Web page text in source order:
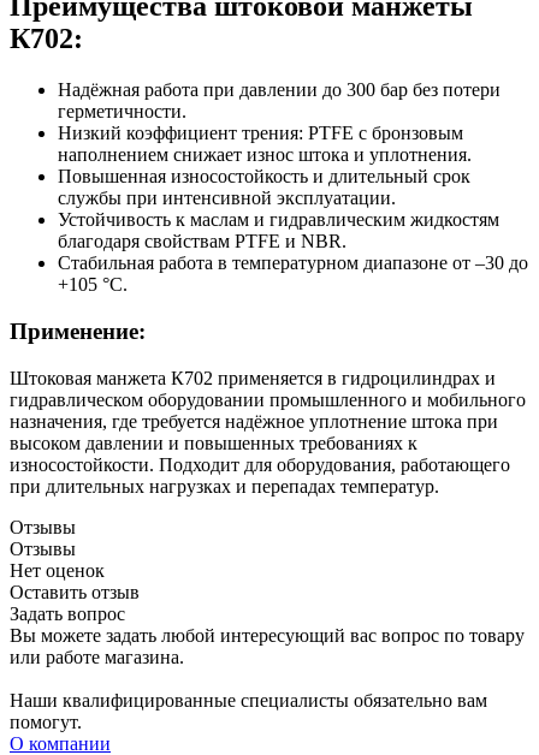
Преимущества штоковой манжеты
К702:
Надёжная работа при давлении до 300 бар без потери
герметичности.
Низкий коэффициент трения: PTFE с бронзовым
наполнением снижает износ штока и уплотнения.
Повышенная износостойкость и длительный срок
службы при интенсивной эксплуатации.
Устойчивость к маслам и гидравлическим жидкостям
благодаря свойствам PTFE и NBR.
Стабильная работа в температурном диапазоне от –30 до
+105 °C.
Применение:
Штоковая манжета К702 применяется в гидроцилиндрах и
гидравлическом оборудовании промышленного и мобильного
назначения, где требуется надёжное уплотнение штока при
высоком давлении и повышенных требованиях к
износостойкости. Подходит для оборудования, работающего
при длительных нагрузках и перепадах температур.
Отзывы
Отзывы
Нет оценок
Оставить отзыв
Задать вопрос
Вы можете задать любой интересующий вас вопрос по товару
или работе магазина.
Наши квалифицированные специалисты обязательно вам
помогут.
О компании